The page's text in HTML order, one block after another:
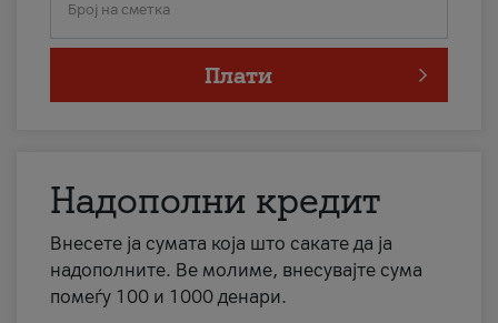
Број на сметка
Плати
Надополни кредит
Внесете ја сумата која што сакате да ја
надополните. Ве молиме, внесувајте сума
помеѓу 100 и 1000 денари.